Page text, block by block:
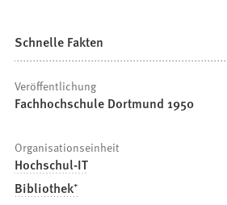
Schnelle Fakten
Veröffentlichung
Fachhochschule Dortmund 1950
Organisationseinheit
Hochschul-IT
Bibliothek⁺